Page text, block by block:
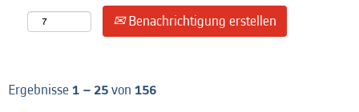
Benachrichtigung erstellen
Ergebnisse1 – 25von 156